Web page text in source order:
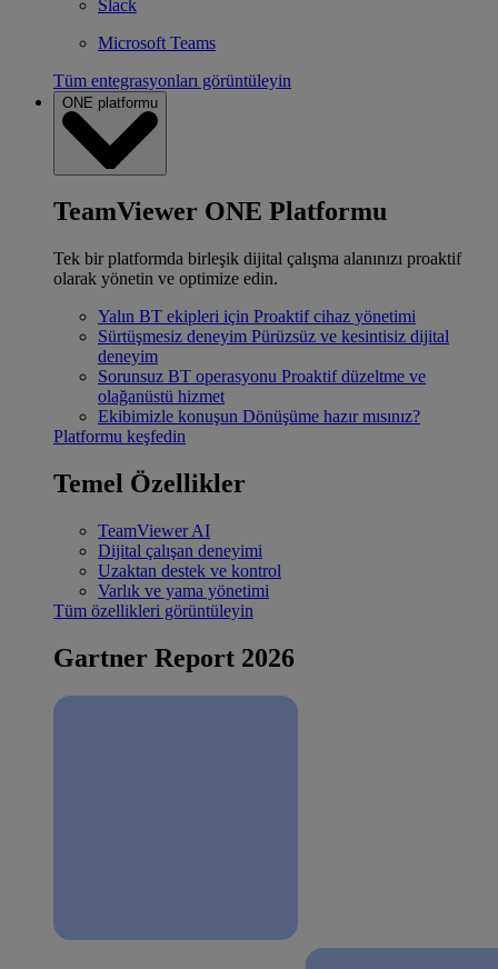
Slack
Microsoft Teams
Tüm entegrasyonları görüntüleyin
ONE platformu
TeamViewer ONE Platformu
Tek bir platformda birleşik dijital çalışma alanınızı proaktif
olarak yönetin ve optimize edin.
Yalın BT ekipleri için Proaktif cihaz yönetimi
Sürtüşmesiz deneyim Pürüzsüz ve kesintisiz dijital
deneyim
Sorunsuz BT operasyonu Proaktif düzeltme ve
olağanüstü hizmet
Ekibimizle konuşun Dönüşüme hazır mısınız?
Platformu keşfedin
Temel Özellikler
TeamViewer AI
Dijital çalışan deneyimi
Uzaktan destek ve kontrol
Varlık ve yama yönetimi
Tüm özellikleri görüntüleyin
Gartner Report 2026